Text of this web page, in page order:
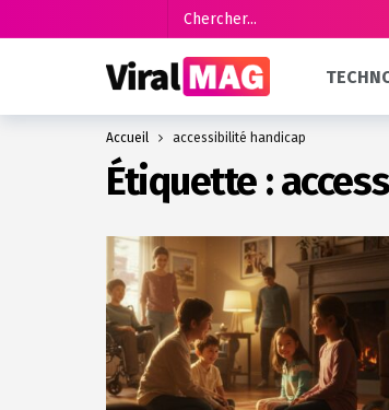
Accueil accessibilité handicap
Étiquette :